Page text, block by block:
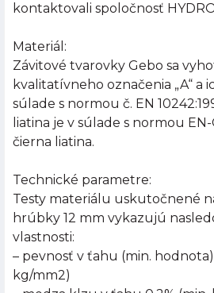
kontaktovali spoločnosť
Materiál:
Závitové tvarovky Gebo sa
kvalitatívneho označenia „A“ a
súlade s normou č. EN
liatina je v súlade s normou
čierna liatina.
Technické parametre:
Testy materiálu uskutočnené
hrúbky 12 mm vykazujú
vlastnosti:
– pevnosť v ťahu (min.
kg/mm2)